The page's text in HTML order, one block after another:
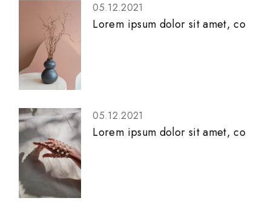
05.12.2021
Lorem ipsum dolor sit amet, co
05.12.2021
Lorem ipsum dolor sit amet, co